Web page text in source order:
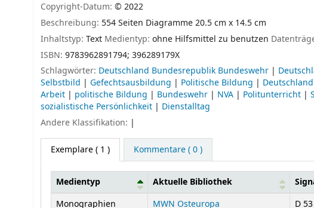
Copyright-Datum: © 2022
Beschreibung: 554 Seiten Diagramme 20.5 cm x 14.5 cm
Inhaltstyp: Text Medientyp: ohne Hilfsmittel zu benutzen
ISBN: 9783962891794; 396289179X
Schlagwörter: Deutschland Bundesrepublik Bundeswehr |
Selbstbild | Gefechtsausbildung | Politische Bildung |
Arbeit | politische Bildung | Bundeswehr | NVA | Politunterricht |
sozialistische Persönlichkeit | Dienstalltag
Andere Klassifikation: |
Exemplare( 1 ) Kommentare ( 0 )
Exemplare
Medientyp Aktuelle Bibliothek
Monographien
MWN Osteuropa D